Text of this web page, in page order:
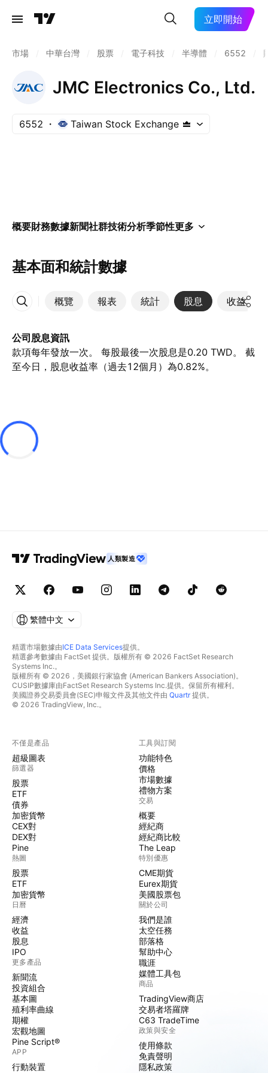
立即開始
市場 中華台灣 股票 電子科技 半導體 6552
JMC Electronics Co., Ltd.
6552 Taiwan Stock Exchange
概要財務數據新聞社群技術分析季節性更多
基本面和統計數據
概覽 報表 統計 股息 收益
更多
公司股息資訊
款項每年發放一次。 每股最後一次股息是0.20 TWD。 截
至今日，股息收益率（過去12個月）為0.82%。
人類製造
繁體中文
精選市場數據由ICE Data Services提供。
精選參考數據由 FactSet 提供。版權所有 © 2026 FactSet Research
Systems Inc.。
版權所有 © 2026，美國銀行家協會 (American Bankers Association)。
CUSIP數據庫由FactSet Research Systems Inc.提供。保留所有權利。
美國證券交易委員會(SEC)申報文件及其他文件由 Quartr提供。
© 2026 TradingView, Inc.。
不僅是產品
超級圖表
篩選器
股票
ETF
債券
加密貨幣
CEX對
DEX對
Pine
熱圖
股票
ETF
加密貨幣
日曆
經濟
收益
股息
IPO
更多產品
新聞流
投資組合
基本圖
殖利率曲線
期權
宏觀地圖
Pine Script®
APP
行動裝置
工具與訂閱
功能特色
價格
市場數據
禮物方案
交易
概要
經紀商
經紀商比較
The Leap
特別優惠
CME期貨
Eurex期貨
美國股票包
關於公司
我們是誰
太空任務
部落格
幫助中心
職涯
媒體工具包
商品
TradingView商店
交易者塔羅牌
C63 TradeTime
政策與安全
使用條款
免責聲明
隱私政策